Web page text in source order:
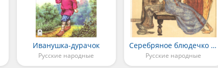
Иванушка-дурачок
Русские народные
Серебряное блюдечко и наливное яблочко
Русские народные